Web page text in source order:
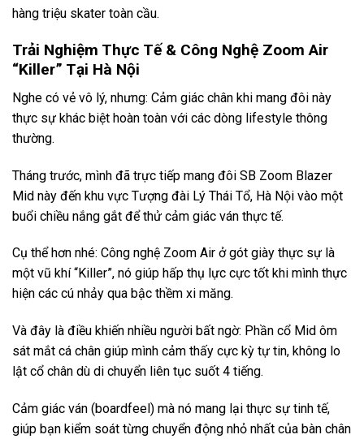
hàng triệu skater toàn cầu.
Trải Nghiệm Thực Tế & Công Nghệ Zoom Air
“Killer” Tại Hà Nội
Nghe có vẻ vô lý, nhưng: Cảm giác chân khi mang đôi này
thực sự khác biệt hoàn toàn với các dòng lifestyle thông
thường.
Tháng trước, mình đã trực tiếp mang đôi SB Zoom Blazer
Mid này đến khu vực Tượng đài Lý Thái Tổ, Hà Nội vào một
buổi chiều nắng gắt để thử cảm giác ván thực tế.
Cụ thể hơn nhé: Công nghệ Zoom Air ở gót giày thực sự là
một vũ khí “Killer”, nó giúp hấp thụ lực cực tốt khi mình thực
hiện các cú nhảy qua bậc thềm xi măng.
Và đây là điều khiến nhiều người bất ngờ: Phần cổ Mid ôm
sát mắt cá chân giúp mình cảm thấy cực kỳ tự tin, không lo
lật cổ chân dù di chuyển liên tục suốt 4 tiếng.
Cảm giác ván (boardfeel) mà nó mang lại thực sự tinh tế,
giúp bạn kiểm soát từng chuyển động nhỏ nhất của bàn chân